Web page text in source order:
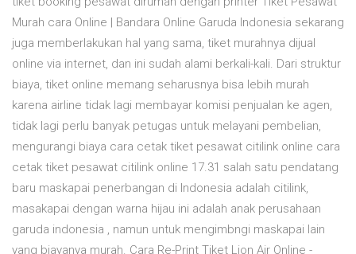
Murah cara Online | Bandara Online Garuda Indonesia sekarang
juga memberlakukan hal yang sama, tiket murahnya dijual
online via internet, dan ini sudah alami berkali-kali. Dari struktur
biaya, tiket online memang seharusnya bisa lebih murah
karena airline tidak lagi membayar komisi penjualan ke agen,
tidak lagi perlu banyak petugas untuk melayani pembelian,
mengurangi biaya cara cetak tiket pesawat citilink online cara
cetak tiket pesawat citilink online 17.31 salah satu pendatang
baru maskapai penerbangan di Indonesia adalah citilink,
masakapai dengan warna hijau ini adalah anak perusahaan
garuda indonesia , namun untuk mengimbngi maskapai lain
yang biayanya murah. Cara Re-Print Tiket Lion Air Online -